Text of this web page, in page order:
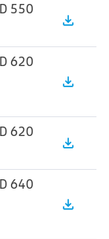
550
file_download
620
file_download
620
file_download
640
file_download